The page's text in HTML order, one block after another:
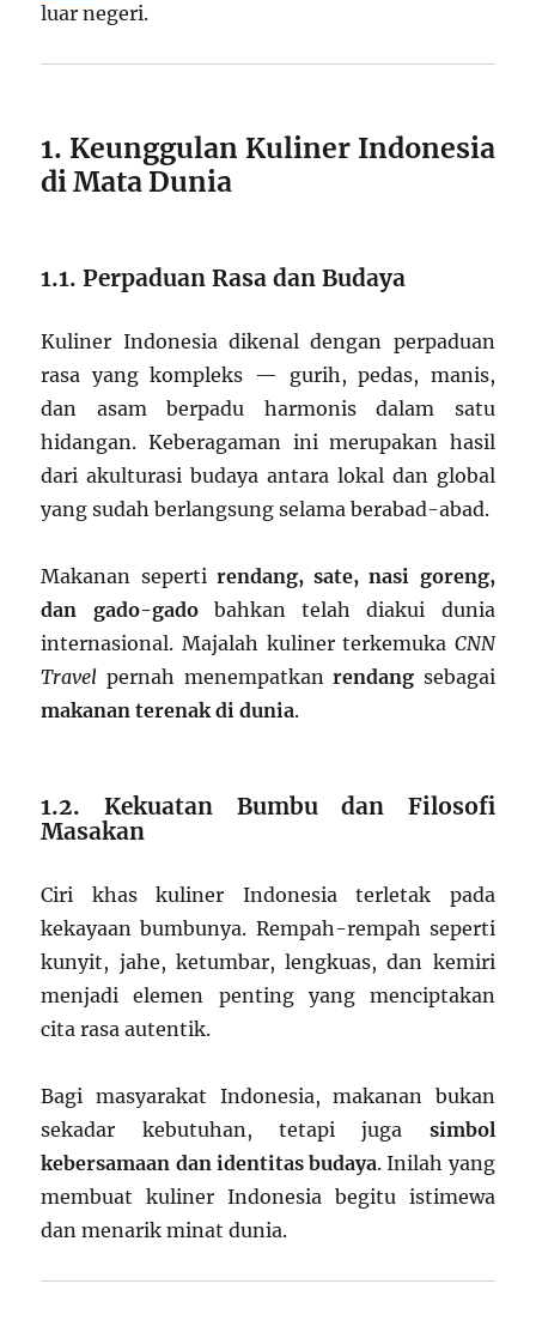
luar negeri.
1. Keunggulan Kuliner Indonesia
di Mata Dunia
1.1. Perpaduan Rasa dan Budaya
Kuliner Indonesia dikenal dengan perpaduan
rasa yang kompleks — gurih, pedas, manis,
dan asam berpadu harmonis dalam satu
hidangan. Keberagaman ini merupakan hasil
dari akulturasi budaya antara lokal dan global
yang sudah berlangsung selama berabad-abad.
Makanan seperti rendang, sate, nasi goreng,
dan gado-gadobahkan telah diakui dunia
internasional. Majalah kuliner terkemuka CNN
Travel pernah menempatkanrendang sebagai
makanan terenak di dunia.
1.2. Kekuatan Bumbu dan Filosofi
Masakan
Ciri khas kuliner Indonesia terletak pada
kekayaan bumbunya. Rempah-rempah seperti
kunyit, jahe, ketumbar, lengkuas, dan kemiri
menjadi elemen penting yang menciptakan
cita rasa autentik.
Bagi masyarakat Indonesia, makanan bukan
sekadar kebutuhan, tetapi juga simbol
kebersamaan dan identitas budaya. Inilah yang
membuat kuliner Indonesia begitu istimewa
dan menarik minat dunia.